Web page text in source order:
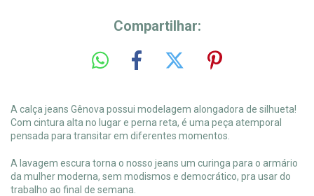
Compartilhar:
A calça jeans Gênova possui modelagem alongadora de silhueta!
Com cintura alta no lugar e perna reta, é uma peça atemporal
pensada para transitar em diferentes momentos.
A lavagem escura torna o nosso jeans um curinga para o armário
da mulher moderna, sem modismos e democrático, pra usar do
trabalho ao final de semana.